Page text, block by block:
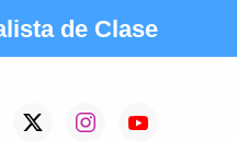
de Clase